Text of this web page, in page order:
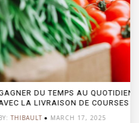
: L’ART DE BIEN VIVRE
À DOMICILE